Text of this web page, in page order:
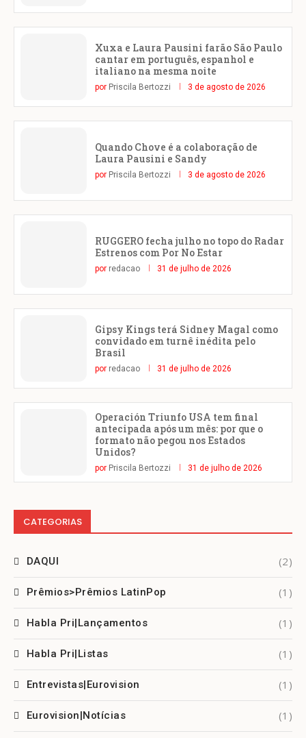
Xuxa e Laura Pausini farão São Paulo
cantar em português, espanhol e
italiano na mesma noite
por Priscila Bertozzi 3 de agosto de 2026
Quando Chove é a colaboração de
Laura Pausini e Sandy
por Priscila Bertozzi 3 de agosto de 2026
RUGGERO fecha julho no topo do Radar
Estrenos com Por No Estar
por redacao 31 de julho de 2026
Gipsy Kings terá Sidney Magal como
convidado em turnê inédita pelo
Brasil
por redacao 31 de julho de 2026
Operación Triunfo USA tem final
antecipada após um mês: por que o
formato não pegou nos Estados
Unidos?
por Priscila Bertozzi 31 de julho de 2026
CATEGORIAS
DAQUI (2)
Prêmios>Prêmios LatinPop (1)
Habla Pri|Lançamentos (1)
Habla Pri|Listas (1)
Entrevistas|Eurovision (1)
Eurovision|Notícias (1)